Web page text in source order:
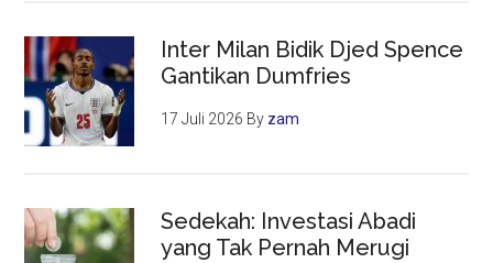
Inter Milan Bidik Djed Spence
Gantikan Dumfries
17 Juli 2026 By zam
Sedekah: Investasi Abadi
yang Tak Pernah Merugi